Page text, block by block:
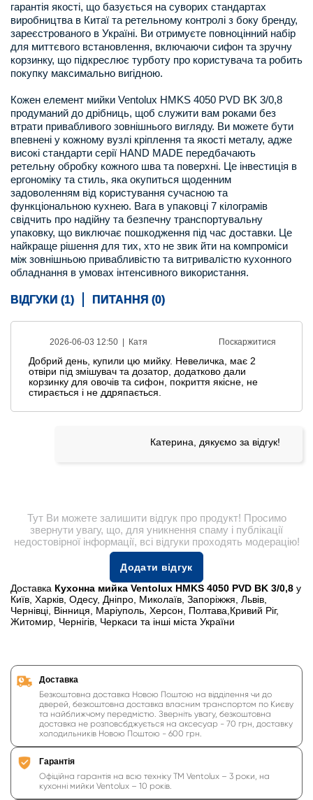
гарантія якості, що базується на суворих стандартах
виробництва в Китаї та ретельному контролі з боку бренду,
зареєстрованого в Україні. Ви отримуєте повноцінний набір
для миттєвого встановлення, включаючи сифон та зручну
корзинку, що підкреслює турботу про користувача та робить
покупку максимально вигідною.
Кожен елемент мийки Ventolux HMKS 4050 PVD BK 3/0,8
продуманий до дрібниць, щоб служити вам роками без
втрати привабливого зовнішнього вигляду. Ви можете бути
впевнені у кожному вузлі кріплення та якості металу, адже
високі стандарти серії HAND MADE передбачають
ретельну обробку кожного шва та поверхні. Це інвестиція в
ергономіку та стиль, яка окупиться щоденним
задоволенням від користування сучасною та
функціональною кухнею. Вага в упаковці 7 кілограмів
свідчить про надійну та безпечну транспортувальну
упаковку, що виключає пошкодження під час доставки. Це
найкраще рішення для тих, хто не звик йти на компроміси
між зовнішньою привабливістю та витривалістю кухонного
обладнання в умовах інтенсивного використання.
ВІДГУКИ (1) ПИТАННЯ (0)
2026-06-03 12:50 | Катя Поскаржитися
Добрий день, купили цю мийку. Невеличка, має 2
отвіри під змішувач та дозатор, додатково дали
корзинку для овочів та сифон, покриття якісне, не
стирається і не ддряпається.
Катерина, дякуємо за відгук!
Тут Ви можете залишити відгук про продукт! Просимо
звернути увагу, що, для уникнення спаму і публікації
недостовірної інформації, всі відгуки проходять модерацію!
Додати відгук
Доставка Кухонна мийка Ventolux HMKS 4050 PVD BK 3/0,8 у
Київ, Харків, Одесу, Дніпро, Миколаїв, Запоріжжя, Львів,
Чернівці, Вінниця, Маріуполь, Херсон, Полтава,Кривий Ріг,
Житомир, Чернігів, Черкаси та інші міста України
Доставка
Безкоштовна доставка Новою Поштою на відділення чи до
дверей, безкоштовна доставка власним транспортом по Києву
та найближчому передмістю. Зверніть увагу, безкоштовна
доставка не розповсбджується на аксесуар - 70 грн, доставку
холодильників Новою Поштою - 600 грн.
Гарантія
Офіційна гарантія на всю техніку ТМ Ventolux – 3 роки, на
кухонні мийки Ventolux – 10 років.